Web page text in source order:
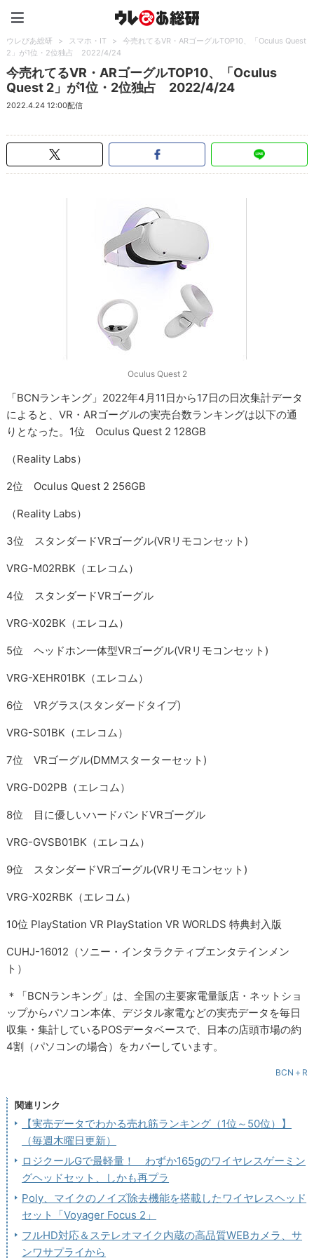
ウレぴあ総研 > スマホ・IT >
今売れてるVR・ARゴーグルTOP10、「Oculus Quest
2」が1位・2位独占 2022/4/24
今売れてるVR・ARゴーグルTOP10、「Oculus
Quest 2」が1位・2位独占 2022/4/24
2022.4.24 12:00配信
Oculus Quest 2
「BCNランキング」2022年4月11日から17日の日次集計データ
によると、VR・ARゴーグルの実売台数ランキングは以下の通
りとなった。1位 Oculus Quest 2 128GB
（Reality Labs）
2位 Oculus Quest 2 256GB
（Reality Labs）
3位 スタンダードVRゴーグル(VRリモコンセット)
VRG-M02RBK（エレコム）
4位 スタンダードVRゴーグル
VRG-X02BK（エレコム）
5位 ヘッドホン一体型VRゴーグル(VRリモコンセット)
VRG-XEHR01BK（エレコム）
6位 VRグラス(スタンダードタイプ)
VRG-S01BK（エレコム）
7位 VRゴーグル(DMMスターターセット)
VRG-D02PB（エレコム）
8位 目に優しいハードバンドVRゴーグル
VRG-GVSB01BK（エレコム）
9位 スタンダードVRゴーグル(VRリモコンセット)
VRG-X02RBK（エレコム）
10位 PlayStation VR PlayStation VR WORLDS 特典封入版
CUHJ-16012（ソニー・インタラクティブエンタテインメン
ト）
＊「BCNランキング」は、全国の主要家電量販店・ネットショ
ップからパソコン本体、デジタル家電などの実売データを毎日
収集・集計しているPOSデータベースで、日本の店頭市場の約
4割（パソコンの場合）をカバーしています。
BCN＋R
関連リンク
【実売データでわかる売れ筋ランキング（1位～50位）】
（毎週木曜日更新）
ロジクールGで最軽量！ わずか165gのワイヤレスゲーミン
グヘッドセット、しかも再プラ
Poly、マイクのノイズ除去機能を搭載したワイヤレスヘッド
セット「Voyager Focus 2」
フルHD対応＆ステレオマイク内蔵の高品質WEBカメラ、サ
ンワサプライから